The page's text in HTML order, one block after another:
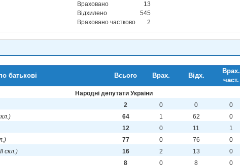
Враховано
13
Відхилено
545
Враховано частково
2
батькові Всього Врах. Відх.
Врах.
част.
Народні депутати України
2 0 0 0
64 1 62 0
12 0 11 1
77 0 76 0
скл.) 16 2 13 0
8 0 8 0